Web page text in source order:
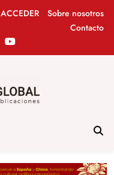
ACCEDER
Sobre nosotros
Contacto